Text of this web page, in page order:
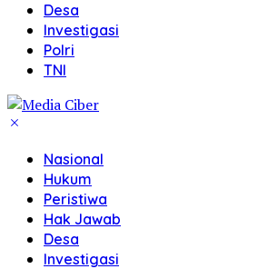
Desa
Investigasi
Polri
TNI
Nasional
Hukum
Peristiwa
Hak Jawab
Desa
Investigasi